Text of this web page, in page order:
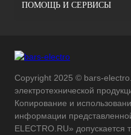
ПОМОЩЬ И СЕРВИСЫ
Copyright 2025 © bars-
электротехнической
Копирование и
информации
ELECTRO.RU» допускается